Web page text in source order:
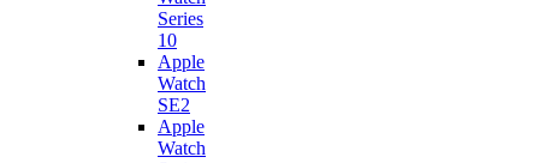
Series
10
Apple
Watch
SE2
Apple
Watch